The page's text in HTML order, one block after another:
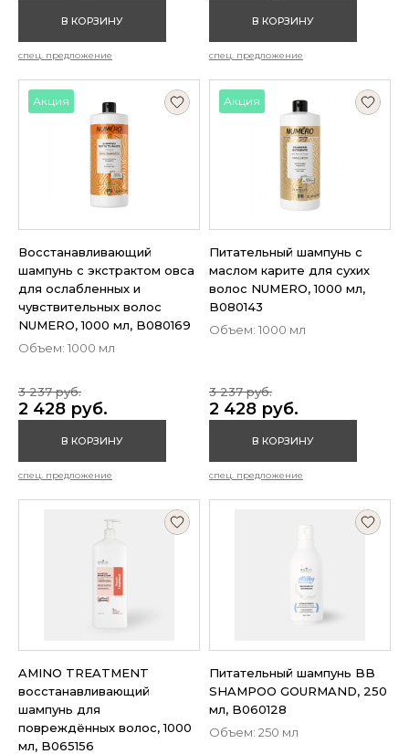
В КОРЗИНУ
спец. предложение
В КОРЗИНУ
спец. предложение
Акция
Восстанавливающий
шампунь с экстрактом овса
для ослабленных и
чувствительных волос
NUMERO, 1000 мл, B080169
Объем: 1000 мл
2 428 руб.
3 237 руб.
В КОРЗИНУ
спец. предложение
Акция
Питательный шампунь с
маслом карите для сухих
волос NUMERO, 1000 мл,
B080143
Объем: 1000 мл
2 428 руб.
3 237 руб.
В КОРЗИНУ
спец. предложение
AMINO TREATMENT
восстанавливающий
шампунь для
повреждённых волос, 1000
мл, B065156
Питательный шампунь BB
SHAMPOO GOURMAND, 250
мл, B060128
Объем: 250 мл